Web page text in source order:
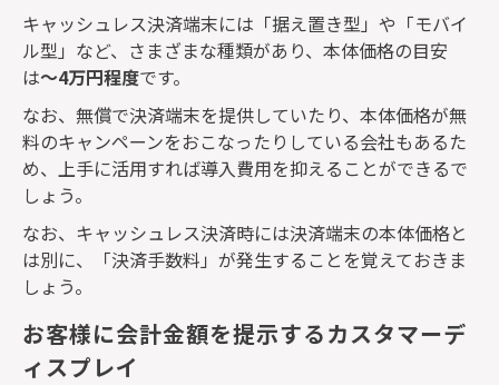
キャッシュレス決済端末には「据え置き型」や「モバイ
ル型」など、さまざまな種類があり、本体価格の目安
は〜4万円程度です。
なお、無償で決済端末を提供していたり、本体価格が無
料のキャンペーンをおこなったりしている会社もあるた
め、上手に活用すれば導入費用を抑えることができるで
しょう。
なお、キャッシュレス決済時には決済端末の本体価格と
は別に、「決済手数料」が発生することを覚えておきま
しょう。
お客様に会計金額を提示するカスタマーデ
ィスプレイ